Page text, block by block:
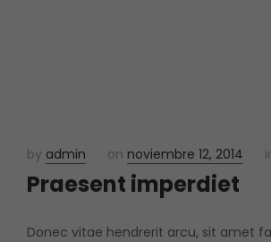
by admin on noviembre 12, 2014
Praesent imperdiet
Donec vitae hendrerit arcu, sit amet